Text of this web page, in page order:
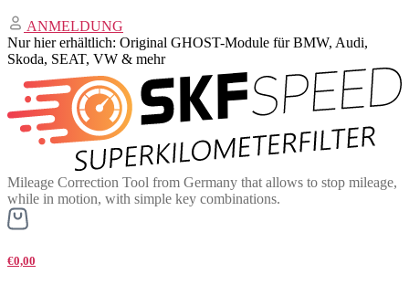
ANMELDUNG
Nur hier erhältlich: Original GHOST-Module für BMW, Audi,
Skoda, SEAT, VW & mehr
Mileage Correction Tool from Germany that allows to stop mileage,
while in motion, with simple key combinations.
€0,00